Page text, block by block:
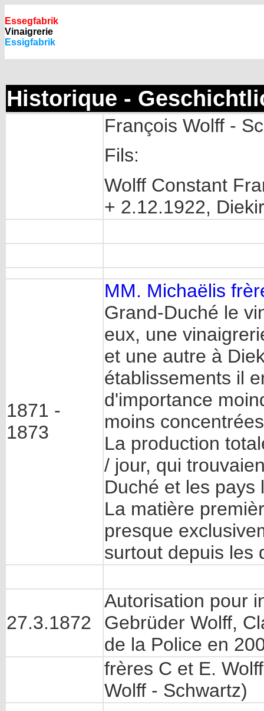
Essegfabrik
Vinaigrerie
Essigfabrik
Historique -
François Wolff -
Fils:
Wolff Constant
+ 2.12.1922,
1871 -
1873
MM. Michaëlis
Grand-Duché le
eux, une
et une autre à
établissements il
d'importance
moins
La production
/ jour, qui
Duché et les pays
La matière
presque
surtout depuis les
27.3.1872
Autorisation pour
Gebrüder Wolff,
de la Police en
frères C et E.
Wolff - Schwartz)